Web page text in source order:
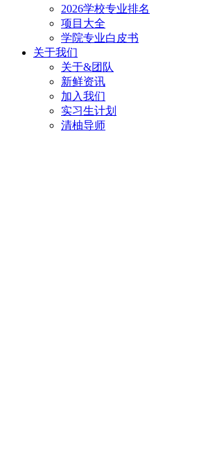
2026学校专业排名
项目大全
学院专业白皮书
关于我们
关于&团队
新鲜资讯
加入我们
实习生计划
清柚导师